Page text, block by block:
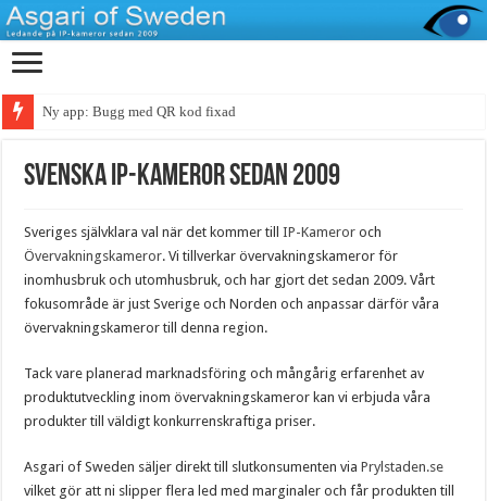
Ny app: Bugg med QR kod fixad
Svenska IP-Kameror sedan 2009
Sveriges självklara val när det kommer tillIP-Kameror och
Övervakningskameror. Vi tillverkar övervakningskameror för
inomhusbruk och utomhusbruk, och har gjort det sedan 2009. Vårt
fokusområde är just Sverige och Norden och anpassar därför våra
övervakningskameror till denna region.
Tack vare planerad marknadsföring och mångårig erfarenhet av
produktutveckling inom övervakningskameror kan vi erbjuda våra
produkter till väldigt konkurrenskraftiga priser.
Asgari of Sweden säljer direkt till slutkonsumenten viaPrylstaden.se
vilket gör att ni slipper flera led med marginaler och får produkten till